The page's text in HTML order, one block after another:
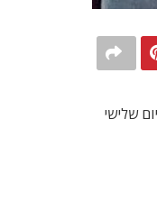
ביום שלישי